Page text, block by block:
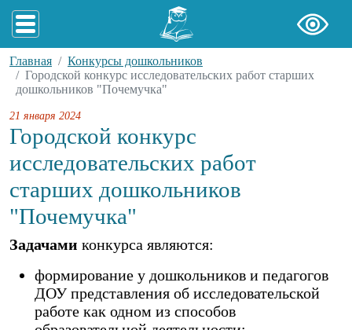
Главная
Конкурсы дошкольников
Городской конкурс исследовательских работ старших
дошкольников "Почемучка"
21 января 2024
Городской конкурс
исследовательских работ
старших дошкольников
"Почемучка"
Задачами конкурса являются:
формирование у дошкольников и педагогов
ДОУ представления об исследовательской
работе как одном из способов